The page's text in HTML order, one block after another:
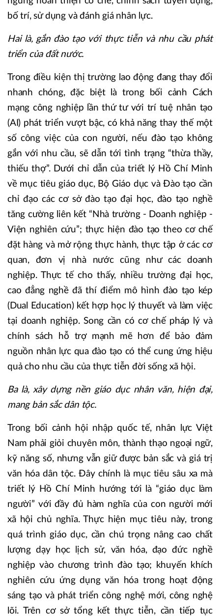
bố trí, sử dụng và đánh giá nhân lực.
Hai là, gắn đào tạo với thực tiễn và nhu cầu phát
triển của đất nước.
Trong điều kiện thị trường lao động đang thay đổi
nhanh chóng, đặc biệt là trong bối cảnh Cách
mạng công nghiệp lần thứ tư với trí tuệ nhân tạo
(AI) phát triển vượt bậc, có khả năng thay thế một
số công việc của con người, nếu đào tạo không
gắn với nhu cầu, sẽ dẫn tới tình trạng “thừa thầy,
thiếu thợ”. Dưới chỉ dẫn của triết lý Hồ Chí Minh
về mục tiêu giáo dục, Bộ Giáo dục và Đào tạo cần
chỉ đạo các cơ sở đào tạo đại học, đào tạo nghề
tăng cường liên kết “Nhà trường - Doanh nghiệp -
Viện nghiên cứu”; thực hiện đào tạo theo cơ chế
đặt hàng và mở rộng thực hành, thực tập ở các cơ
quan, đơn vị nhà nước cũng như các doanh
nghiệp. Thực tế cho thấy, nhiều trường đại học,
cao đẳng nghề đã thí điểm mô hình đào tạo kép
(Dual Education) kết hợp học lý thuyết và làm việc
tại doanh nghiệp. Song cần có cơ chế pháp lý và
chính sách hỗ trợ mạnh mẽ hơn để bảo đảm
nguồn nhân lực qua đào tạo có thể cung ứng hiệu
quả cho nhu cầu của thực tiễn đời sống xã hội.
Ba là, xây dựng nền giáo dục nhân văn, hiện đại,
mang bản sắc dân tộc.
Trong bối cảnh hội nhập quốc tế, nhân lực Việt
Nam phải giỏi chuyên môn, thành thạo ngoại ngữ,
kỹ năng số, nhưng vẫn giữ được bản sắc và giá trị
văn hóa dân tộc. Đây chính là mục tiêu sâu xa mà
triết lý Hồ Chí Minh hướng tới là “giáo dục làm
người” với đầy đủ hàm nghĩa của con người mới
xã hội chủ nghĩa. Thực hiện mục tiêu này, trong
quá trình giáo dục, cần chú trọng nâng cao chất
lượng dạy học lịch sử, văn hóa, đạo đức nghề
nghiệp vào chương trình đào tạo; khuyến khích
nghiên cứu ứng dụng văn hóa trong hoạt động
sáng tạo và phát triển công nghệ mới, công nghệ
lõi. Trên cơ sở tổng kết thực tiễn, cần tiếp tục